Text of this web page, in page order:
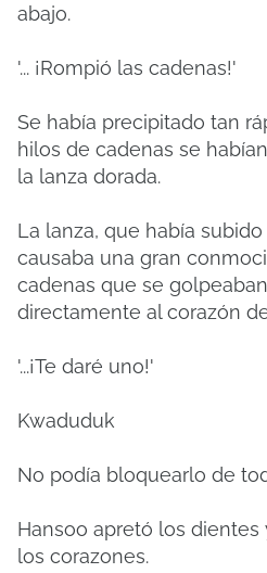
abajo.
'... ¡Rompió las cadenas!'
Se había precipitado tan
hilos de cadenas se
la lanza dorada.
La lanza, que había
causaba una gran
cadenas que se
directamente al corazón
'...¡Te daré uno!'
Kwaduduk
No podía bloquearlo de
Hansoo apretó los
los corazones.